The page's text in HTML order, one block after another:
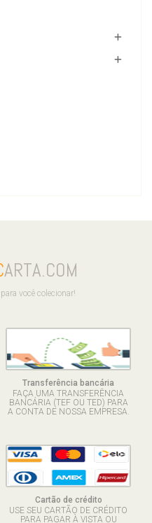
ARTA.COM
você colecionar!
Transferência bancária
FAÇA UMA TRANSFERÊNCIA
BANCÁRIA (TEF OU TED) PARA
A CONTA DE NOSSA EMPRESA.
Cartão de crédito
USE SEU CARTÃO DE CRÉDITO
PARA PAGAR À VISTA OU